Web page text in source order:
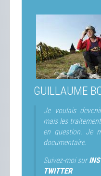
GUILLAUME
Je voulais
mais les
en question. Je
documentaire.
Suivez-moi sur
TWITTER